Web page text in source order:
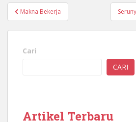
Navigasi
pos
Makna Bekerja
Cari
CARI
Artikel Terbaru